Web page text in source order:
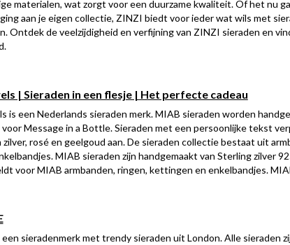
materialen, wat zorgt voor een duurzame kwaliteit. Of het nu
aan je eigen collectie, ZINZI biedt voor ieder wat wils met
Ontdek de veelzijdigheid en verfijning van ZINZI sieraden en
| Sieraden in een flesje | Het perfecte cadeau
is een Nederlands sieraden merk. MIAB sieraden worden
Message in a Bottle. Sieraden met een persoonlijke tekst
rosé en geelgoud aan. De sieraden collectie bestaat uit
MIAB sieraden zijn handgemaakt van Sterling zilver
voor MIAB armbanden, ringen, kettingen en enkelbandjes.
een sieradenmerk met trendy sieraden uit London. Alle sieraden